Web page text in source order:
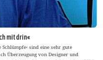
mit drin«
sind eine sehr gute
Überzeugung von Designer und